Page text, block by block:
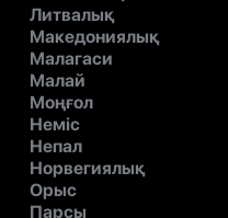
Литвалық
Македониялық
Малагаси
Малай
Моңғол
Неміс
Непал
Норвегиялық
Орыс
Парсы